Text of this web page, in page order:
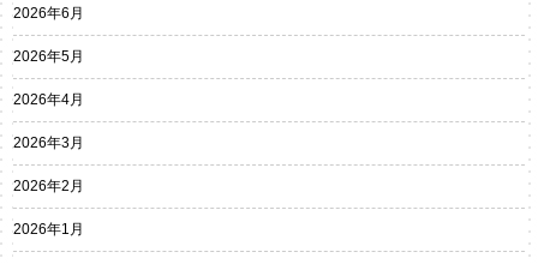
2026年6月
2026年5月
2026年4月
2026年3月
2026年2月
2026年1月